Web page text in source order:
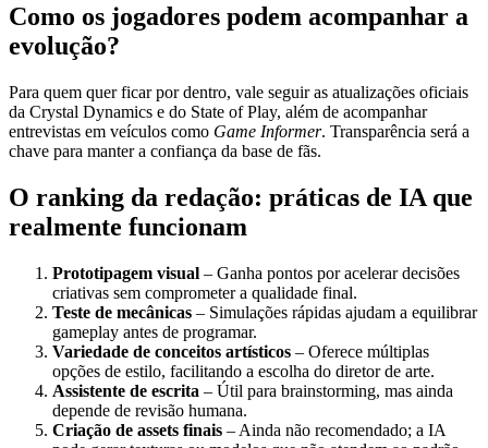
Como os jogadores podem acompanhar a
evolução?
Para quem quer ficar por dentro, vale seguir as atualizações oficiais
da Crystal Dynamics e do State of Play, além de acompanhar
entrevistas em veículos como Game Informer. Transparência será a
chave para manter a confiança da base de fãs.
O ranking da redação: práticas de IA que
realmente funcionam
Prototipagem visual – Ganha pontos por acelerar decisões
criativas sem comprometer a qualidade final.
Teste de mecânicas – Simulações rápidas ajudam a equilibrar
gameplay antes de programar.
Variedade de conceitos artísticos – Oferece múltiplas
opções de estilo, facilitando a escolha do diretor de arte.
Assistente de escrita – Útil para brainstorming, mas ainda
depende de revisão humana.
Criação de assets finais – Ainda não recomendado; a IA